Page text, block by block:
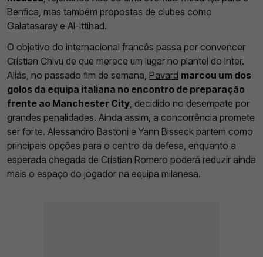
Benfica, mas também propostas de clubes como
Galatasaray e Al-Ittihad.
O objetivo do internacional francês passa por convencer
Cristian Chivu de que merece um lugar no plantel do Inter.
Aliás, no passado fim de semana, Pavard marcou um dos
golos da equipa italiana no encontro de preparação
frente ao Manchester City, decidido no desempate por
grandes penalidades. Ainda assim, a concorrência promete
ser forte. Alessandro Bastoni e Yann Bisseck partem como
principais opções para o centro da defesa, enquanto a
esperada chegada de Cristian Romero poderá reduzir ainda
mais o espaço do jogador na equipa milanesa.